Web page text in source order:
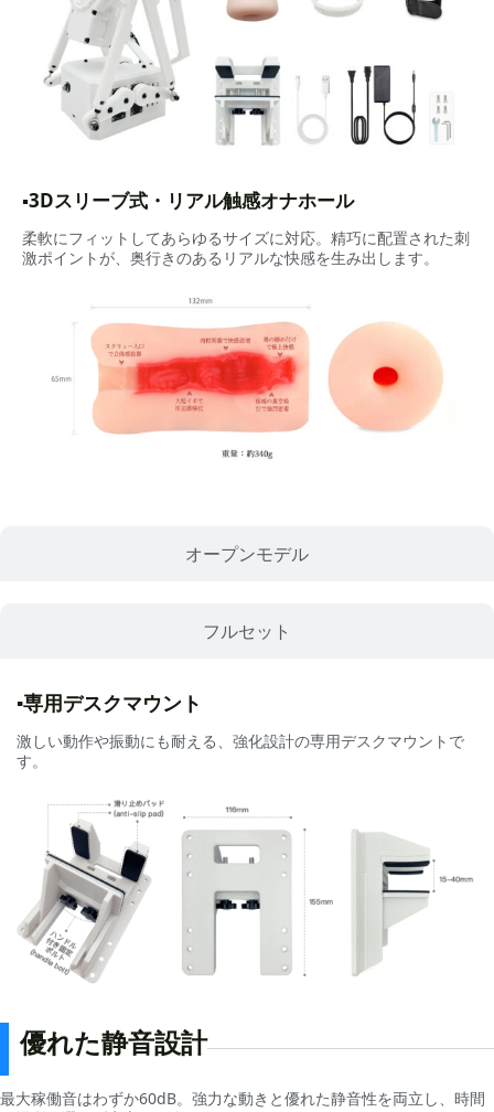
オープンモデル
フルセット
▪3Dスリーブ式・リアル触感オナホール
柔軟にフィットしてあらゆるサイズに対応。精巧に配置された刺
激ポイントが、奥行きのあるリアルな快感を生み出します。
▪専用デスクマウント
激しい動作や振動にも耐える、強化設計の専用デスクマウントで
す。
優れた静音設計
最大稼働音はわずか60dB。強力な動きと優れた静音性を両立し、時間